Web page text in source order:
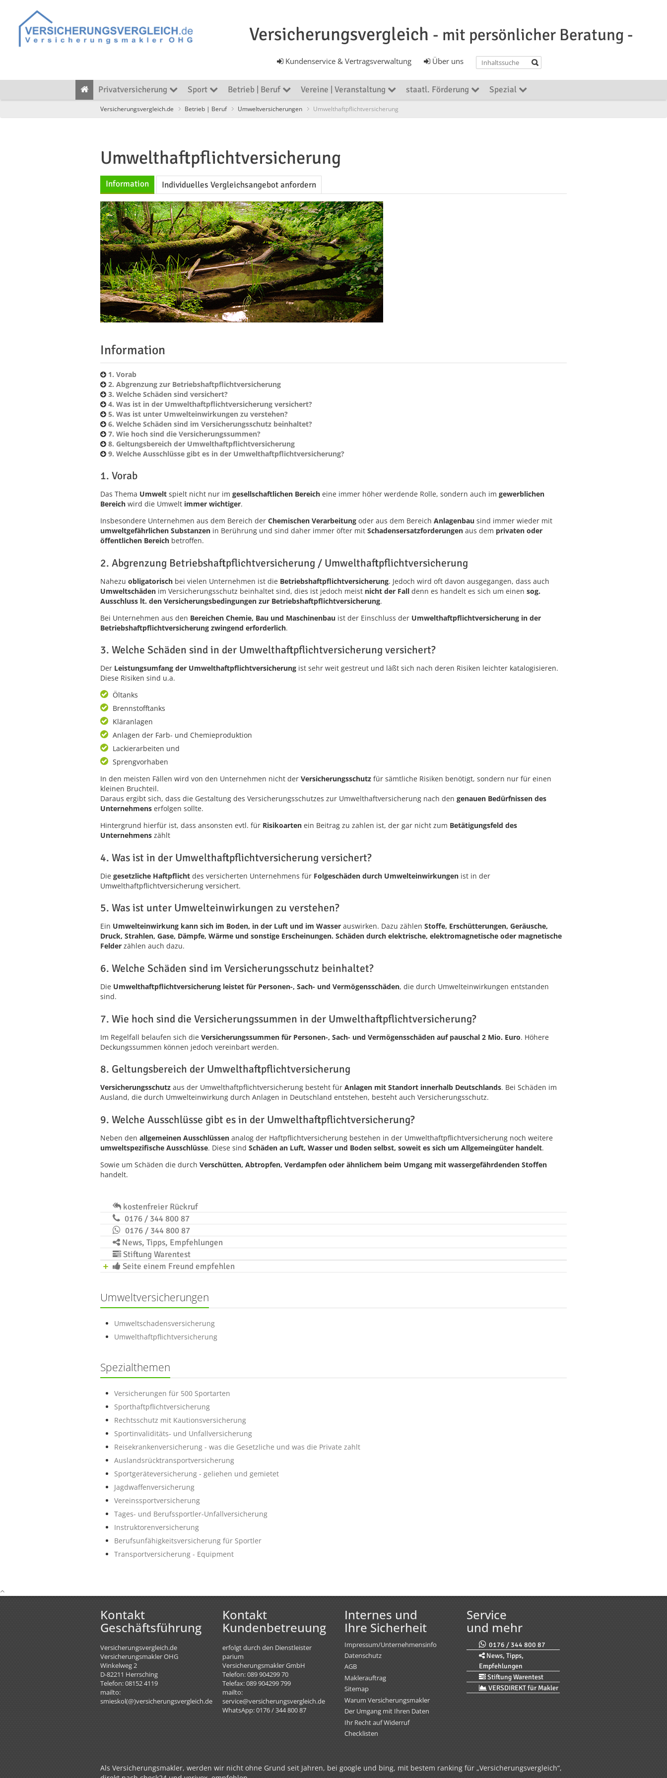
Versicherungsvergleich - mit persönlicher Beratung -
Über uns
Kundenservice & Vertragsverwaltung
Privatversicherung Sport Betrieb | Beruf Vereine | Veranstaltung staatl. Förderung Spezial
Versicherungsvergleich.de Betrieb | Beruf Umweltversicherungen Umwelthaftpflichtversicherung
Umwelthaftpflichtversicherung
Information Individuelles Vergleichsangebot anfordern
Information
1. Vorab
2. Abgrenzung zur Betriebshaftpflichtversicherung
3. Welche Schäden sind versichert?
4. Was ist in der Umwelthaftpflichtversicherung versichert?
5. Was ist unter Umwelteinwirkungen zu verstehen?
6. Welche Schäden sind im Versicherungsschutz beinhaltet?
7. Wie hoch sind die Versicherungssummen?
8. Geltungsbereich der Umwelthaftpflichtversicherung
9. Welche Ausschlüsse gibt es in der Umwelthaftpflichtversicherung?
1. Vorab
Das Thema Umwelt spielt nicht nur im gesellschaftlichen Bereich eine immer höher werdende Rolle, sondern auch im gewerblichen
Bereich wird die Umwelt immer wichtiger.
Insbesondere Unternehmen aus dem Bereich der Chemischen Verarbeitung oder aus dem Bereich Anlagenbau sind immer wieder mit
umweltgefährlichen Substanzen in Berührung und sind daher immer öfter mit Schadensersatzforderungen aus dem privaten oder
öffentlichen Bereich betroffen.
2. Abgrenzung Betriebshaftpflichtversicherung / Umwelthaftpflichtversicherung
Nahezu obligatorisch bei vielen Unternehmen ist die Betriebshaftpflichtversicherung. Jedoch wird oft davon ausgegangen, dass auch
Umweltschäden im Versicherungsschutz beinhaltet sind, dies ist jedoch meist nicht der Fall denn es handelt es sich um einen sog.
Ausschluss lt. den Versicherungsbedingungen zur Betriebshaftpflichtversicherung.
Bei Unternehmen aus den Bereichen Chemie, Bau und Maschinenbau ist der Einschluss der Umwelthaftpflichtversicherung in der
Betriebshaftpflichtversicherung zwingend erforderlich.
3. Welche Schäden sind in der Umwelthaftpflichtversicherung versichert?
Der Leistungsumfang der Umwelthaftpflichtversicherung ist sehr weit gestreut und läßt sich nach deren Risiken leichter katalogisieren.
Diese Risiken sind u.a.
Öltanks
Brennstofftanks
Kläranlagen
Anlagen der Farb- und Chemieproduktion
Lackierarbeiten und
Sprengvorhaben
In den meisten Fällen wird von den Unternehmen nicht der Versicherungsschutz für sämtliche Risiken benötigt, sondern nur für einen
kleinen Bruchteil.
Daraus ergibt sich, dass die Gestaltung des Versicherungsschutzes zur Umwelthaftversicherung nach den genauen Bedürfnissen des
Unternehmens erfolgen sollte.
Hintergrund hierfür ist, dass ansonsten evtl. für Risikoarten ein Beitrag zu zahlen ist, der gar nicht zum Betätigungsfeld des
Unternehmens zählt
4. Was ist in der Umwelthaftpflichtversicherung versichert?
Die gesetzliche Haftpflicht des versicherten Unternehmens für Folgeschäden durch Umwelteinwirkungen ist in der
Umwelthaftpflichtversicherung versichert.
5. Was ist unter Umwelteinwirkungen zu verstehen?
Ein Umwelteinwirkung kann sich im Boden, in der Luft und im Wasser auswirken. Dazu zählen Stoffe, Erschütterungen, Geräusche,
Druck, Strahlen, Gase, Dämpfe, Wärme und sonstige Erscheinungen. Schäden durch elektrische, elektromagnetische oder magnetische
Felder zählen auch dazu.
6. Welche Schäden sind im Versicherungsschutz beinhaltet?
Die Umwelthaftpflichtversicherung leistet für Personen-, Sach- und Vermögensschäden, die durch Umwelteinwirkungen entstanden
sind.
7. Wie hoch sind die Versicherungssummen in der Umwelthaftpflichtversicherung?
Im Regelfall belaufen sich die Versicherungssummen für Personen-, Sach- und Vermögensschäden auf pauschal 2 Mio. Euro. Höhere
Deckungssummen können jedoch vereinbart werden.
8. Geltungsbereich der Umwelthaftpflichtversicherung
Versicherungsschutz aus der Umwelthaftpflichtversicherung besteht für Anlagen mit Standort innerhalb Deutschlands. Bei Schäden im
Ausland, die durch Umwelteinwirkung durch Anlagen in Deutschland entstehen, besteht auch Versicherungsschutz.
9. Welche Ausschlüsse gibt es in der Umwelthaftpflichtversicherung?
Neben den allgemeinen Ausschlüssen analog der Haftpflichtversicherung bestehen in der Umwelthaftpflichtversicherung noch weitere
umweltspezifische Ausschlüsse. Diese sind Schäden an Luft, Wasser und Boden selbst, soweit es sich um Allgemeingüter handelt.
Sowie um Schäden die durch Verschütten, Abtropfen, Verdampfen oder ähnlichem beim Umgang mit wassergefährdenden Stoffen
handelt.
kostenfreier Rückruf
0176 / 344 800 87
0176 / 344 800 87
News, Tipps, Empfehlungen
Stiftung Warentest
Seite einem Freund empfehlen
Umweltversicherungen
Umweltschadensversicherung
Umwelthaftpflichtversicherung
Spezialthemen
Versicherungen für 500 Sportarten
Sporthaftpflichtversicherung
Rechtsschutz mit Kautionsversicherung
Sportinvaliditäts- und Unfallversicherung
Reisekrankenversicherung - was die Gesetzliche und was die Private zahlt
Auslandsrücktransportversicherung
Sportgeräteversicherung - geliehen und gemietet
Jagdwaffenversicherung
Vereinssportversicherung
Tages- und Berufssportler-Unfallversicherung
Instruktorenversicherung
Berufsunfähigkeitsversicherung für Sportler
Transportversicherung - Equipment
Kontakt
Geschäftsführung
Versicherungsvergleich.de
Versicherungsmakler OHG
Winkelweg 2
D-82211 Herrsching
Telefon: 08152 4119
mailto:
smieskol(@)versicherungsvergleich.de
Kontakt
Kundenbetreuung
erfolgt durch den Dienstleister
parium
Versicherungsmakler GmbH
Telefon: 089 904299 70
Telefax: 089 904299 799
mailto:
service@versicherungsvergleich.de
WhatsApp: 0176 / 344 800 87
Internes und
Ihre Sicherheit
Impressum/Unternehmensinfo
Datenschutz
AGB
Maklerauftrag
Sitemap
Warum Versicherungsmakler
Der Umgang mit Ihren Daten
Ihr Recht auf Widerruf
Checklisten
Service
und mehr
0176 / 344 800 87
News, Tipps,
Empfehlungen
Stiftung Warentest
VERSDIREKT für Makler
Als Versicherungsmakler, werden wir nicht ohne Grund seit Jahren, bei google und bing, mit bestem ranking für „Versicherungsvergleich“,